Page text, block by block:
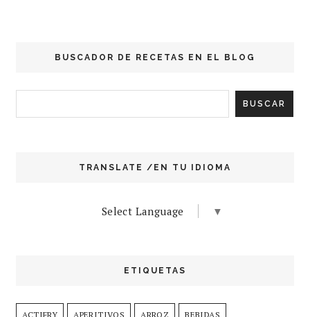
BUSCADOR DE RECETAS EN EL BLOG
TRANSLATE /EN TU IDIOMA
Select Language ▼
ETIQUETAS
ACTIFRY APERITIVOS ARROZ BEBIDAS